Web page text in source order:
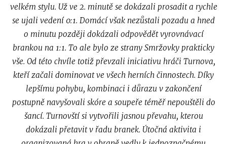
velkém stylu. Už ve 2. minutě se dokázali prosadit a rychle
se ujali vedení 0:1. Domácí však nezůstali pozadu a hned
o minutu později dokázali odpovědět vyrovnávací
brankou na 1:1. To ale bylo ze strany Smržovky prakticky
vše. Od této chvíle totiž převzali iniciativu hráči Turnova,
kteří začali dominovat ve všech herních činnostech. Díky
lepšímu pohybu, kombinaci i důrazu v zakončení
postupně navyšovali skóre a soupeře téměř nepouštěli do
šancí. Turnovští si vytvořili jasnou převahu, kterou
dokázali přetavit v řadu branek. Útočná aktivita i